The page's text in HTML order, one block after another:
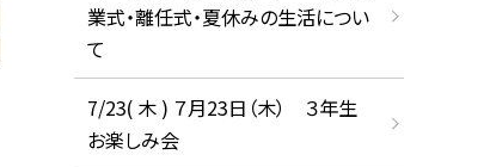
業式・離任式・夏休みの生活につい
て
7/23( 木 ) ７月23日（木） ３年生
お楽しみ会